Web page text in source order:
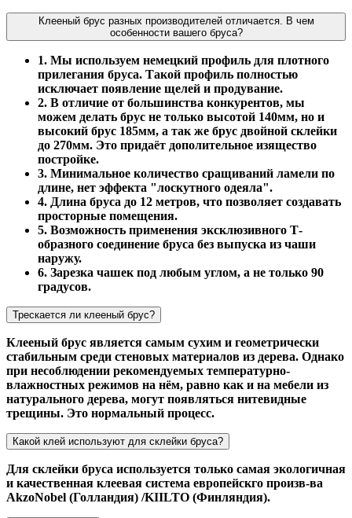
Клееный брус разных производителей отличается. В чем
особенности вашего бруса?
1. Мы используем немецкий профиль для плотного
прилегания бруса. Такой профиль полностью
исключает появление щелей и продувание.
2. В отличие от большинства конкурентов, мы
можем делать брус не только высотой 140мм, но и
высокий брус 185мм, а так же брус двойной склейки
до 270мм. Это придаёт дополительное изящество
постройке.
3. Минимальное количество сращиваний ламели по
длине, нет эффекта "лоскутного одеяла".
4. Длина бруса до 12 метров, что позволяет создавать
просторные помещения.
5. Возможность применения эксклюзивного Т-
образного соединение бруса без выпуска из чаши
наружу.
6. Зарезка чашек под любым углом, а не только 90
градусов.
Трескается ли клееный брус?
Клееный брус является самым сухим и геометрически
стабильным среди стеновых материалов из дерева. Однако
при несоблюдении рекомендуемых температурно-
влажностных режимов на нём, равно как и на мебели из
натурального дерева, могут появляться нитевидные
трещины. Это нормальный процесс.
Какой клей используют для склейки бруса?
Для склейки бруса используется только самая экологичная
и качественная клеевая система европейскго произв-ва
AkzoNobel (Голландия) /KIILTO (Финляндия).